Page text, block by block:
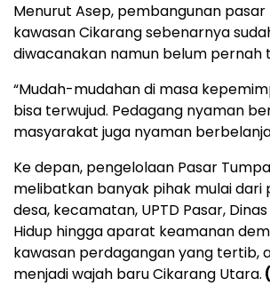
Menurut Asep, pembangunan
kawasan Cikarang sebenarnya
diwacanakan namun belum pernah
“Mudah-mudahan di masa
bisa terwujud. Pedagang nyaman
masyarakat juga nyaman
Ke depan, pengelolaan Pasar
melibatkan banyak pihak mulai dari
desa, kecamatan, UPTD Pasar,
Hidup hingga aparat keamanan
kawasan perdagangan yang tertib,
menjadi wajah baru Cikarang Utara.